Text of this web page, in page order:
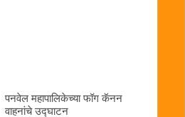
पनवेल महापालिकेच्या फॉग कॅनन
वाहनांचे उद्घाटन